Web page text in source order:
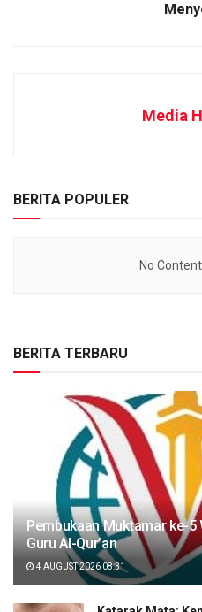
Media
BERITA POPULER
No
BERITA TERBARU
Pembukaan Muktamar ke-5
Guru Al-Qur’an
4 AUGUST 2026 08:31